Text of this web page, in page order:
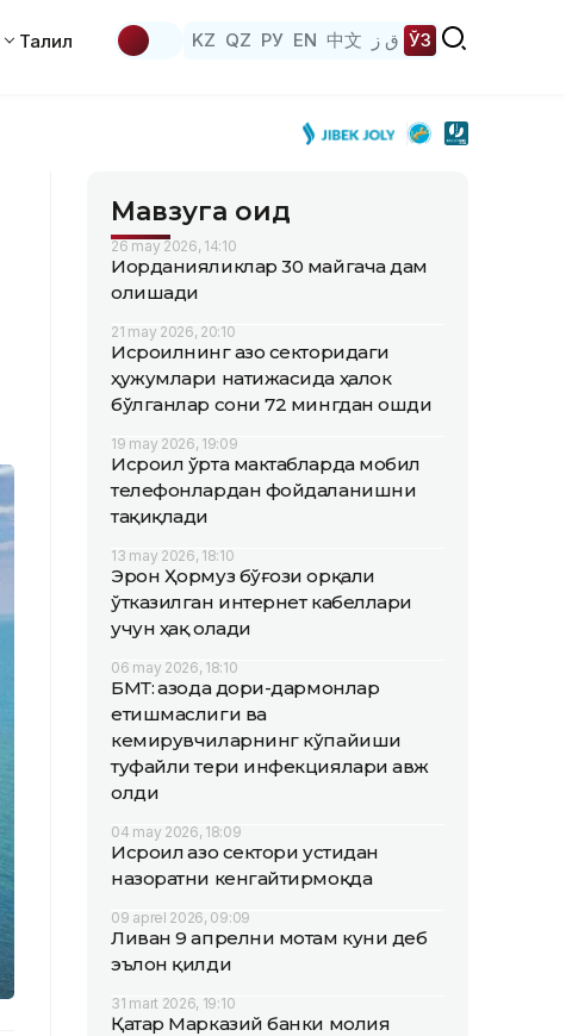
Таҳлил KZ QZ РУ EN 中文 ق ز ЎЗ
Мавзуга оид
26 may 2026, 14:10
Иорданияликлар 30 майгача дам
олишади
21 may 2026, 20:10
Исроилнинг Ғазо секторидаги
ҳужумлари натижасида ҳалок
бўлганлар сони 72 мингдан ошди
19 may 2026, 19:09
Исроил ўрта мактабларда мобил
телефонлардан фойдаланишни
тақиқлади
13 may 2026, 18:10
Эрон Ҳормуз бўғози орқали
ўтказилган интернет кабеллари
учун ҳақ олади
06 may 2026, 18:10
БМТ: Ғазода дори-дармонлар
етишмаслиги ва
кемирувчиларнинг кўпайиши
туфайли тери инфекциялари авж
олди
04 may 2026, 18:09
Исроил Ғазо сектори устидан
назоратни кенгайтирмоқда
09 aprel 2026, 09:09
Ливан 9 апрелни мотам куни деб
эълон қилди
31 mart 2026, 19:10
Қатар Марказий банки молия